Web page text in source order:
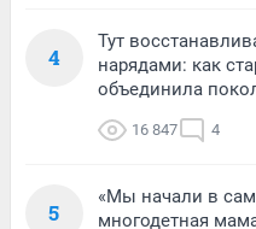
4
Тут
нарядами: как
объединила
16 847 4
5
«Мы начали в
многодетная